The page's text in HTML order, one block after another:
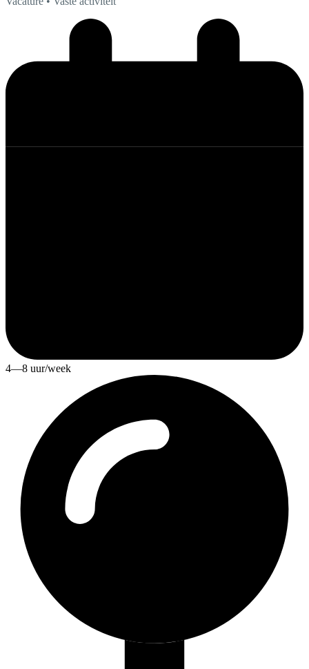
4—8 uur/week